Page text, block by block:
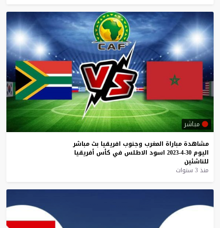
مباشر
مشاهدة مباراة المغرب وجنوب افريقيا بث مباشر
اليوم 30-4-2023 اسود الاطلس في كأس أفريقيا
للناشئين
منذ 3 سنوات